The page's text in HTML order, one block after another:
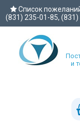
Список
(831) 235-01-85,
и